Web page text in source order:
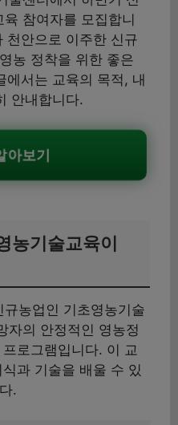
참여자를 모집합니
천안으로 이주한 신규
농 정착을 위한 좋은
에서는 교육의 목적, 내
안내합니다.
아보기
농기술교육이
농업인 기초영농기술
자의 안정적인 영농정
로그램입니다. 이 교
과 기술을 배울 수 있
.